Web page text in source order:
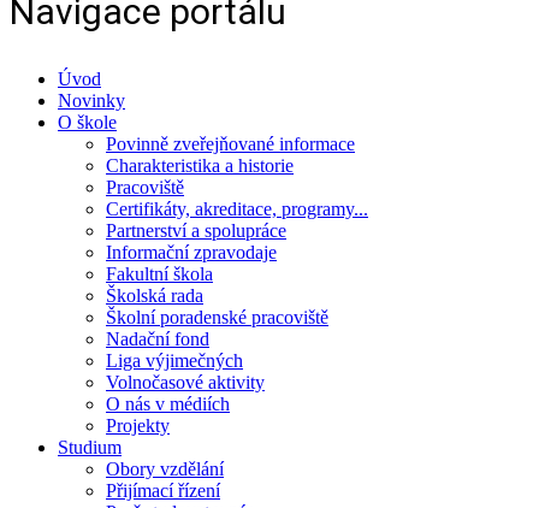
Navigace portálu
Úvod
Novinky
O škole
Povinně zveřejňované informace
Charakteristika a historie
Pracoviště
Certifikáty, akreditace, programy...
Partnerství a spolupráce
Informační zpravodaje
Fakultní škola
Školská rada
Školní poradenské pracoviště
Nadační fond
Liga výjimečných
Volnočasové aktivity
O nás v médiích
Projekty
Studium
Obory vzdělání
Přijímací řízení